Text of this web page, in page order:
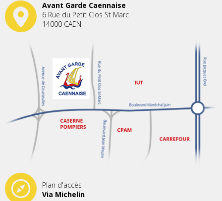
Avant Garde Caennaise
6 Rue du Petit Clos St Marc
14000 CAEN
Plan d'accès
Via Michelin